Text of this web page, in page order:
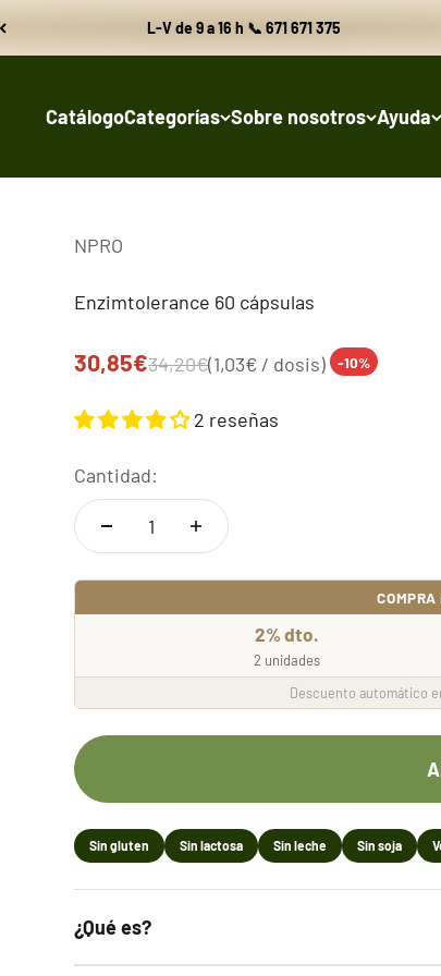
L-V de 9 a 16 h 📞 671 671 375
CatálogoCategorías Sobre nosotros Ayuda
NPRO
Enzimtolerance 60 cápsulas
Precio de oferta
30,85€Precio normal
34,20€(1,03€ / dosis) -10%
2 reseñas
Cantidad:
2% dto.
2 unidades
Descuento automático
Sin gluten Sin lactosa Sin leche Sin soja
¿Qué es?